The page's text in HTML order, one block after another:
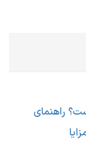
راهنمای